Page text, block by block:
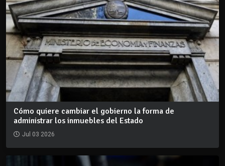
Cómo quiere cambiar el gobierno la forma de
administrar los inmuebles del Estado
Jul 03 2026